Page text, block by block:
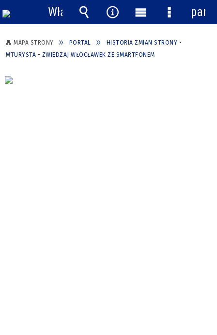
MAPA STRONY PORTAL
HISTORIA ZMIAN STRONY -
MTURYSTA - ZWIEDZAJ WŁOCŁAWEK ZE SMARTFONEM
Włącz
powiadomienia
Wyszukiwarka
Narzędzia
Menu
główne
Menu
panel